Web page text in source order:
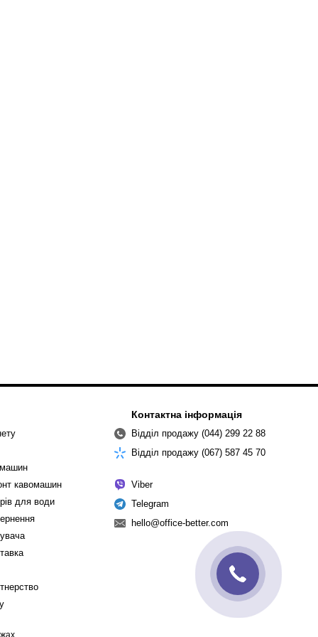
кавомашин
для води
Контактна інформація
Відділ продажу (044) 299 22 88
Відділ продажу (067) 587 45 70
Viber
Telegram
hello@office-better.com